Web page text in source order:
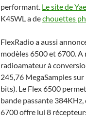
performant. Le site de
K4SWL a dechouettes
FlexRadio a aussi
modèles 6500 et 6700. A
radioamateur à
245,76 MegaSamples
bits). Le Flex 6500
bande passante 384KHz,
6700 offre lui 8